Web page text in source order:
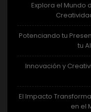
Explora el Mundo
Potenciando tu
tu
Innovación y
El Impacto
en el